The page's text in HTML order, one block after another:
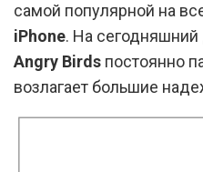
самой популярной на
iPhone. На сегодняшний
Angry Birds постоянно
возлагает большие